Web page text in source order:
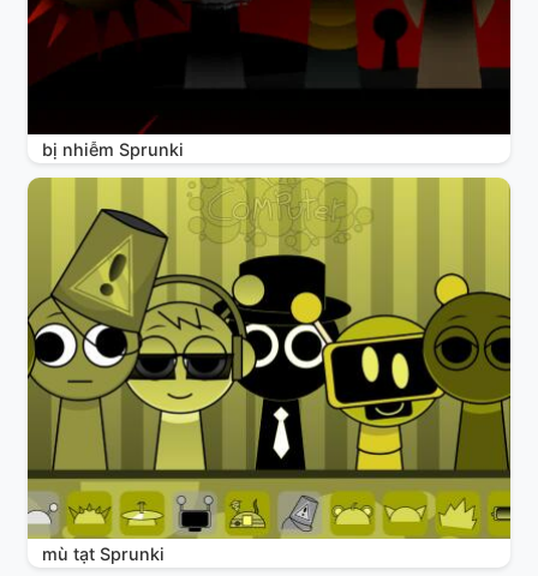
bị nhiễm Sprunki
mù tạt Sprunki